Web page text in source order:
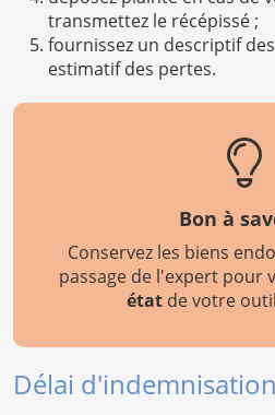
transmettez le récépissé ;
fournissez un descriptif
estimatif des pertes.
Bon à
Conservez les biens
passage de l'expert pour
état de votre
Délai d'indemnisation